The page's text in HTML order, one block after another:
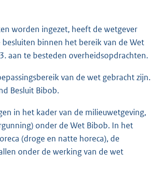
worden ingezet, heeft de wetgever
binnen het bereik van de Wet
aan te besteden overheidsopdrachten.
van de wet gebracht zijn.
Besluit Bibob.
in het kader van de milieuwetgeving,
onder de Wet Bibob. In het
(droge en natte horeca), de
onder de werking van de wet